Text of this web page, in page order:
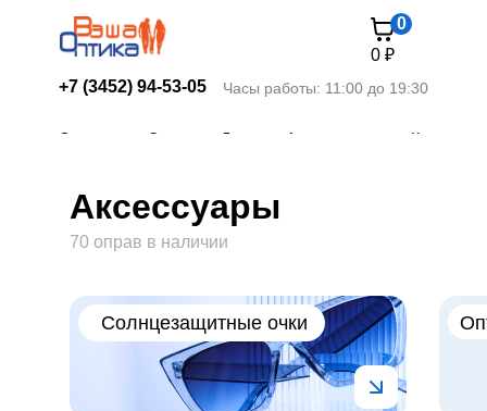
+7 (3452) 94-53-05 Часы работы: 11:00 до 19:30
0 ₽
0
Оправы Солнце Линзы Аксессуары Контакты
Аксессуары
70 оправ в наличии
Солнцезащитные очки